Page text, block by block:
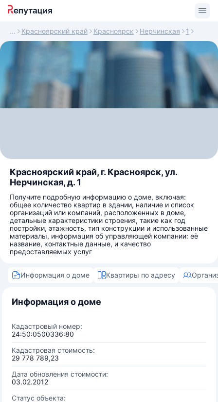
Красноярский край Красноярск Нерчинская 1
Красноярский край, г. Красноярск, ул.
Нерчинская, д. 1
Получите подробную информацию о доме, включая:
общее количество квартир в здании, наличие и список
организаций или компаний, расположенных в доме,
детальные характеристики строения, такие как год
постройки, этажность, тип конструкции и использованные
материалы, информация об управляющей компании: её
название, контактные данные, и качество
предоставляемых услуг
Информация о доме Квартиры по адресу
Информация о доме
Кадастровый номер:
24:50:0500336:80
Кадастровая стоимость:
29 778 789,23
Дата обновления стоимости:
03.02.2012
Статус объекта: